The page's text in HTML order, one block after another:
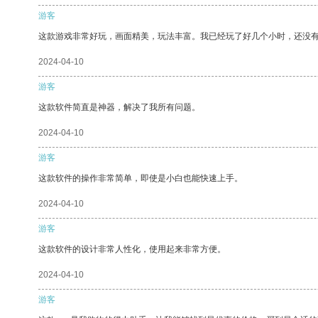
游客
这款游戏非常好玩，画面精美，玩法丰富。我已经玩了好几个小时，还没
2024-04-10
游客
这款软件简直是神器，解决了我所有问题。
2024-04-10
游客
这款软件的操作非常简单，即使是小白也能快速上手。
2024-04-10
游客
这款软件的设计非常人性化，使用起来非常方便。
2024-04-10
游客